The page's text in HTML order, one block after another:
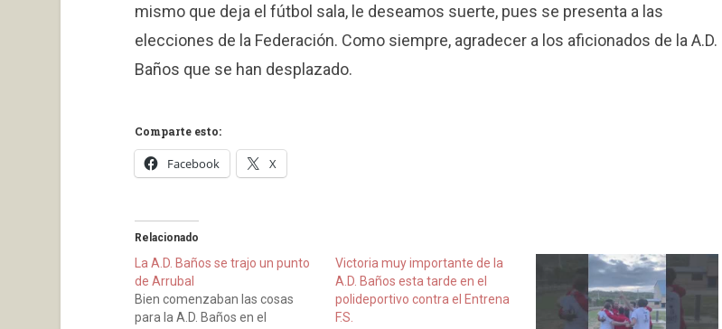
mismo que deja el fútbol sala, le deseamos suerte, pues se presenta a las
elecciones de la Federación. Como siempre, agradecer a los aficionados de la A.D.
Baños que se han desplazado.
Comparte esto:
Facebook X
Relacionado
La A.D. Baños se trajo un punto
de Arrubal
Bien comenzaban las cosas
para la A.D. Baños en el
Victoria muy importante de la
A.D. Baños esta tarde en el
polideportivo contra el Entrena
F.S.